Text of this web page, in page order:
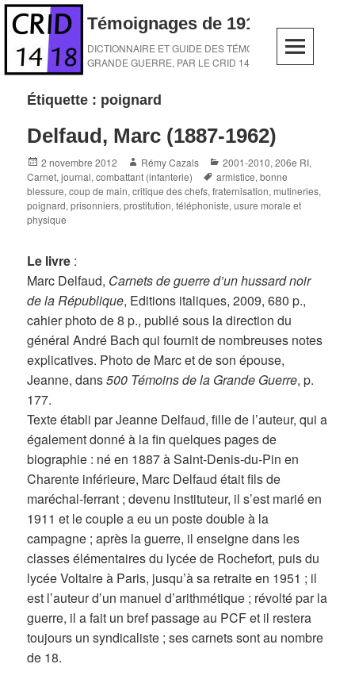
Skip
content
Témoignages de 1914-1918
DICTIONNAIRE ET GUIDE DES TÉMOINS DE LA
GRANDE GUERRE, PAR LE CRID 14-18
Étiquette : poignard
Delfaud, Marc (1887-1962)
Posted
on
2 novembre 2012 Author
Rémy Cazals Categories
2001-2010,206e RI,
Carnet, journal,combattant (infanterie) Tags
armistice,bonne
blessure,coup de main,critique des chefs,fraternisation,mutineries,
poignard,prisonniers,prostitution,téléphoniste,usure morale et
physique
Le livre :
Marc Delfaud, Carnets de guerre d’un hussard noir
de la République, Editions italiques, 2009, 680 p.,
cahier photo de 8 p., publié sous la direction du
général André Bach qui fournit de nombreuses notes
explicatives. Photo de Marc et de son épouse,
Jeanne, dans500 Témoins de la Grande Guerre, p.
177.
Texte établi par Jeanne Delfaud, fille de l’auteur, qui a
également donné à la fin quelques pages de
biographie : né en 1887 à Saint-Denis-du-Pin en
Charente inférieure, Marc Delfaud était fils de
maréchal-ferrant ; devenu instituteur, il s’est marié en
1911 et le couple a eu un poste double à la
campagne ; après la guerre, il enseigne dans les
classes élémentaires du lycée de Rochefort, puis du
lycée Voltaire à Paris, jusqu’à sa retraite en 1951 ; il
est l’auteur d’un manuel d’arithmétique ; révolté par la
guerre, il a fait un bref passage au PCF et il restera
toujours un syndicaliste ; ses carnets sont au nombre
de 18.